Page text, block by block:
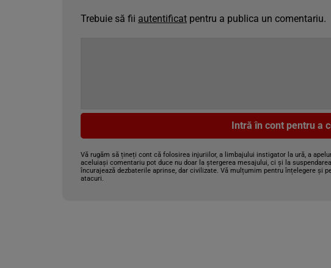
Trebuie să fii autentificat pentru a publica un comentariu.
Intră în cont pentru a
Vă rugăm să țineți cont că folosirea injuriilor, a limbajului instigator la ură, a
aceluiași comentariu pot duce nu doar la ștergerea mesajului, ci și la
încurajează dezbaterile aprinse, dar civilizate. Vă mulțumim pentru înțelegere și
atacuri.